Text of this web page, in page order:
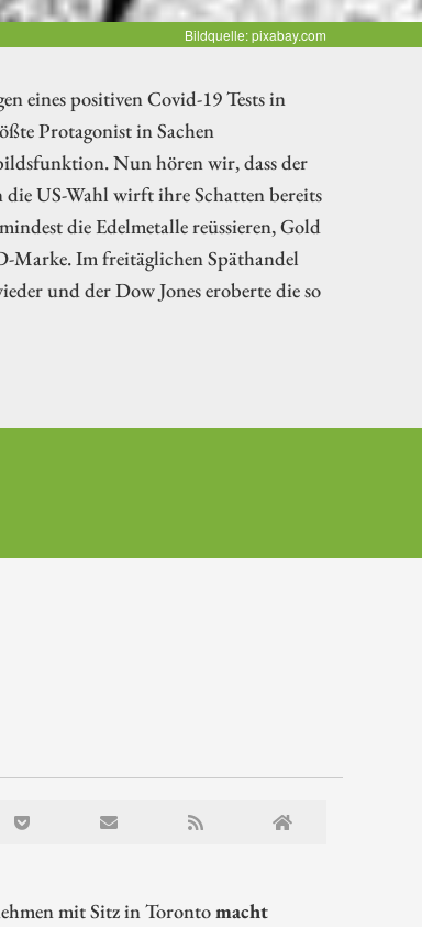
Bildquelle: pixabay.com
eines positiven Covid-19 Tests in
Protagonist in Sachen
Nun hören wir, dass der
die US-Wahl wirft ihre Schatten bereits
die Edelmetalle reüssieren, Gold
Marke. Im freitäglichen Späthandel
und der Dow Jones eroberte die so
mit Sitz in Torontomacht